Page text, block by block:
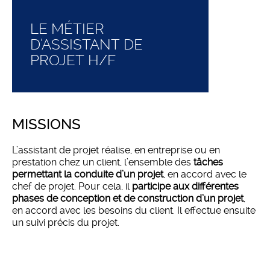
LE MÉTIER
D’ASSISTANT DE
PROJET H/F
MISSIONS
L’assistant de projet réalise, en entreprise ou en
prestation chez un client, l’ensemble des tâches
permettant la conduite d’un projet, en accord avec le
chef de projet. Pour cela, il participe aux différentes
phases de conception et de construction d’un projet,
en accord avec les besoins du client. Il effectue ensuite
un suivi précis du projet.